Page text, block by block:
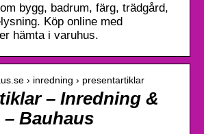
bygg, badrum, färg, trädgård,
Köp online med
hämta i varuhus.
› inredning › presentartiklar
– Inredning &
Bauhaus